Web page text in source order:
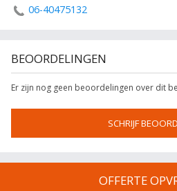
06-40475132
BEOORDELINGEN
Er zijn nog geen beoordelingen over dit
SCHRIJF
OFFERTE